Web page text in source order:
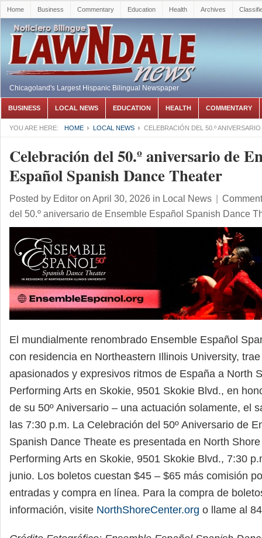
Home Business Commentary Education Health Archives
Chicagoland's Largest Hispanic Bilingual Newspaper
BUSINESS LOCAL NEWS EDUCATION HEALTH COMMENTARY
YOU ARE HERE: HOME LOCAL NEWS CELEBRACIÓN DEL 50.º
Celebración del 50.º aniversario de
Español Spanish Dance Theater
Posted by Editor on April 30, 2026 in Local News |
del 50.º aniversario de Ensemble Español Spanish Dance
El mundialmente renombrado Ensemble Español
con residencia en Northeastern Illinois University,
apasionados y expresivos ritmos de España a North
Performing Arts en Skokie, 9501 Skokie Blvd., en
de su 50º Aniversario – una actuación solamente, el
las 7:30 p.m. La Celebración del 50º Aniversario de
Spanish Dance Theate es presentada en North
Performing Arts en Skokie, 9501 Skokie Blvd., 7:30
junio. Los boletos cuestan $45 – $65 más comisión
entradas y compra en línea. Para la compra de
información, visite NorthShoreCenter.org o llame al